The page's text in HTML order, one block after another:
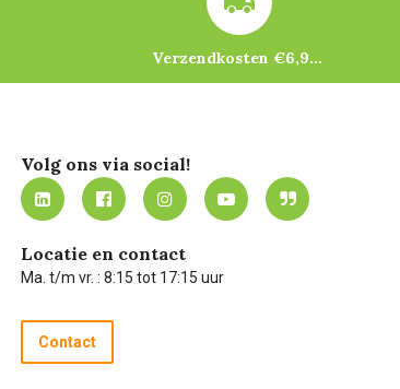
Verzendkosten €6,95 – gratis bij je eerste bestelling vanaf €200
Volg ons via social!
Locatie en contact
Ma. t/m vr. : 8:15 tot 17:15 uur
Contact